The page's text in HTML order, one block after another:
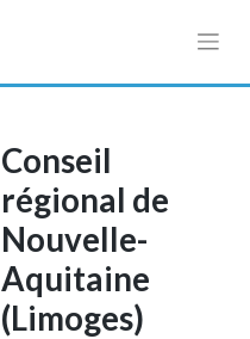
Conseil
régional de
Nouvelle-
Aquitaine
(Limoges)